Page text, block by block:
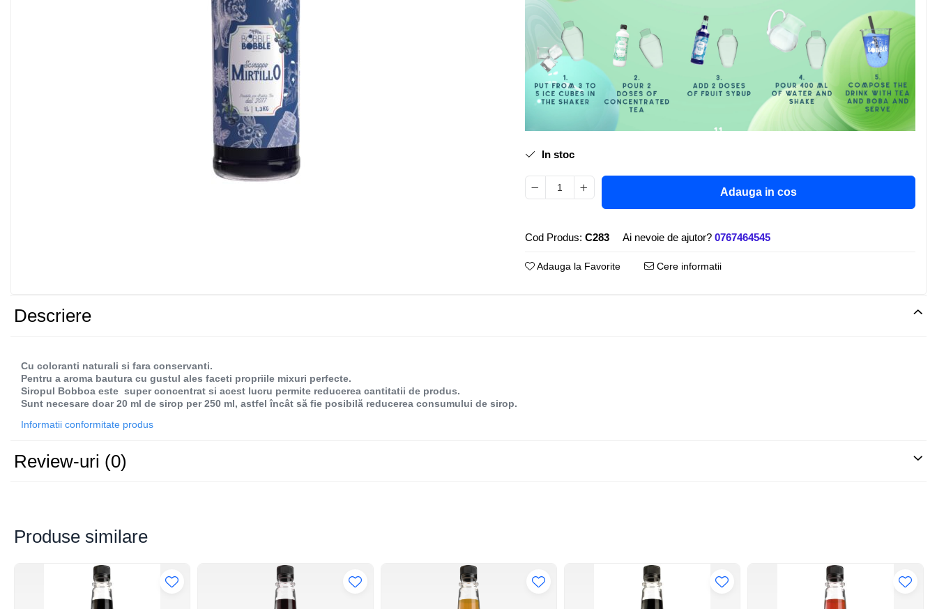
Mese Reci cu Geam
Saladeta/Mese Reci Preparare
Abatitor/Blast Chiller/ Blast Freezer
Blender
Cuptor Pizza
ExpertEquip
Masini De Spalat Pahare
Storcator Automat Citrice
In stoc
Adauga in cos
Cod Produs: C283 Ai nevoie de ajutor? 0767464545
Adauga la Favorite Cere informatii
Descriere
Cu coloranti naturali si fara conservanti.
Pentru a aroma bautura cu gustul ales faceti propriile mixuri perfecte.
Siropul Bobboa este super concentrat si acest lucru permite reducerea cantitatii de produs.
Sunt necesare doar 20 ml de sirop per 250 ml, astfel încât să fie posibilă reducerea consumului de sirop.
Informatii conformitate produs
Review-uri (0)
Produse similare